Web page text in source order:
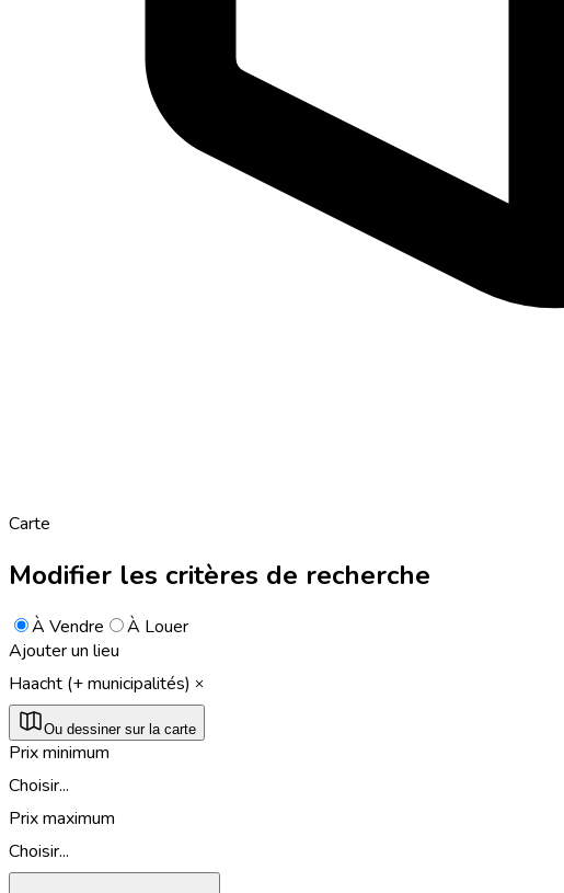
Carte
Modifier les critères de recherche
À Vendre
À Louer
Ajouter un lieu
Haacht (+ municipalités)
Ou dessiner sur la carte
Prix minimum
Choisir...
Prix maximum
Choisir...